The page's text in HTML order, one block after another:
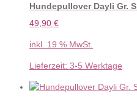
Hundepullover Dayli Gr.
49,90 €
inkl. 19 % MwSt.
Lieferzeit: 3-5 Werktage